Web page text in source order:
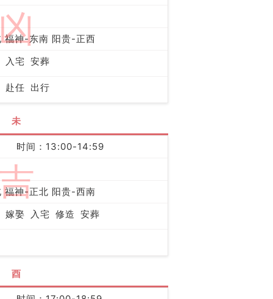
福神-东南 阳贵-正西
入宅 安葬
赴任 出行
未
时间：13:00-14:59
福神-正北 阳贵-西南
嫁娶
入宅 修造 安葬
酉